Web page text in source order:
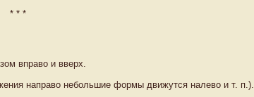
* * *
вправо и вверх.
направо небольшие формы движутся налево и т. п.).